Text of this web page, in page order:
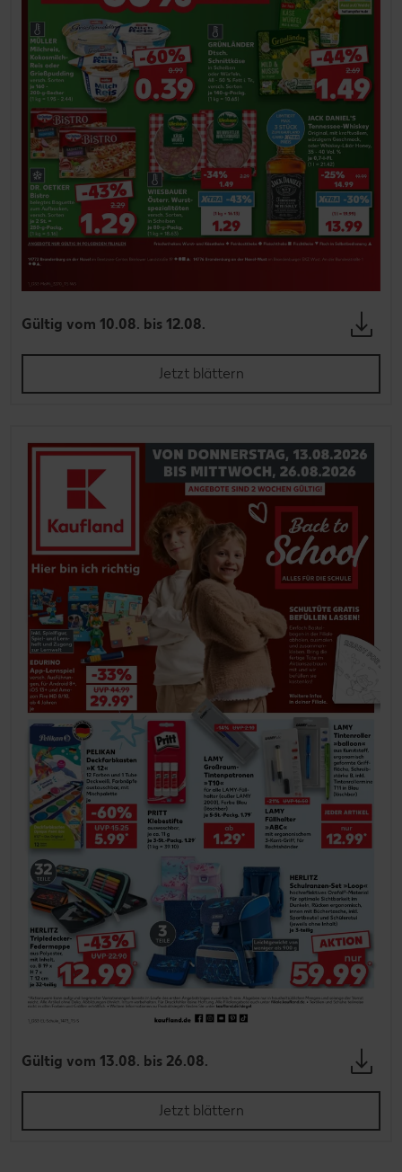
Gültig vom 10.08. bis 12.08.
Jetzt blättern
Gültig vom 13.08. bis 26.08.
Jetzt blättern